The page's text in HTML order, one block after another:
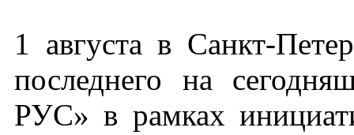
1 ав­густа в Санкт-
пос­ледне­го на
РУС» в рам­ках